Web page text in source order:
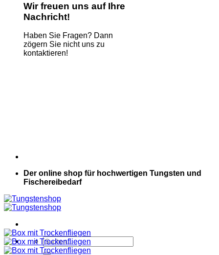
Wir freuen uns auf Ihre
Nachricht!
Haben Sie Fragen? Dann
zögern Sie nicht uns zu
kontaktieren!
Der online shop für hochwertigen Tungsten und
Fischereibedarf
Suche
nach: